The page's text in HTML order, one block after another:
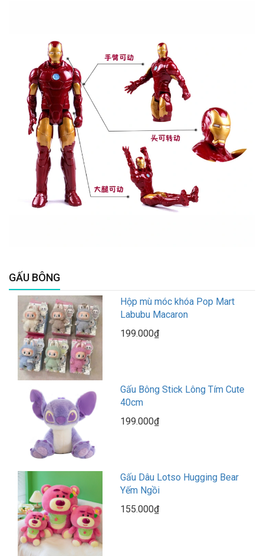
GẤU BÔNG
Hộp mù móc khóa Pop Mart
Labubu Macaron
199.000₫
Gấu Bông Stick Lông Tím Cute
40cm
199.000₫
Gấu Dâu Lotso Hugging Bear
Yếm Ngồi
155.000₫